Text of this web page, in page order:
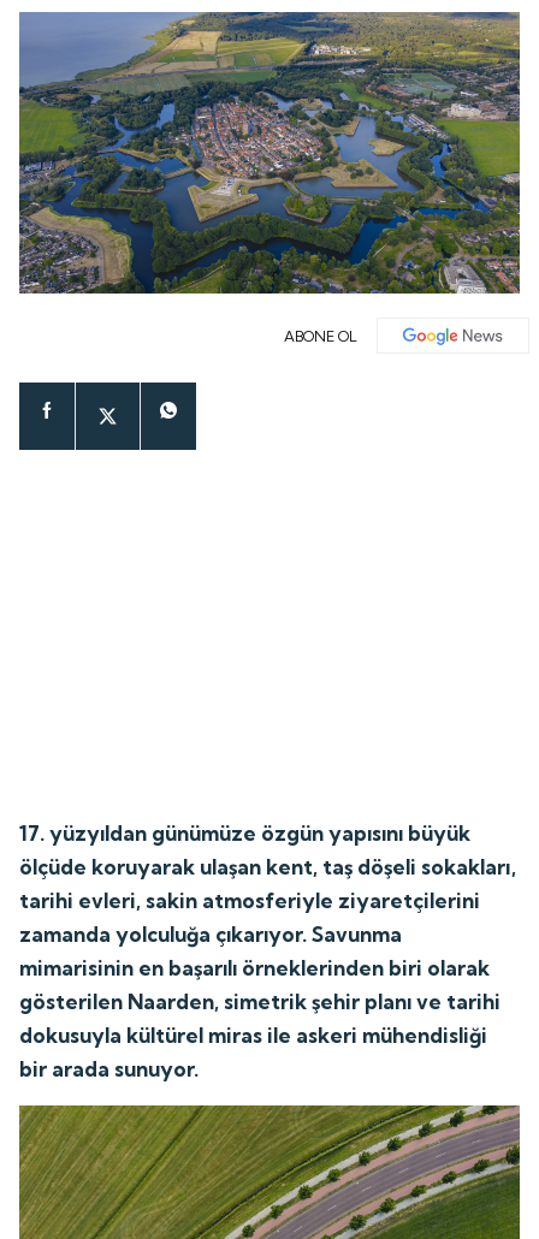
ABONE OL
17. yüzyıldan günümüze özgün yapısını büyük
ölçüde koruyarak ulaşan kent, taş döşeli sokakları,
tarihi evleri, sakin atmosferiyle ziyaretçilerini
zamanda yolculuğa çıkarıyor. Savunma
mimarisinin en başarılı örneklerinden biri olarak
gösterilen Naarden, simetrik şehir planı ve tarihi
dokusuyla kültürel miras ile askeri mühendisliği
bir arada sunuyor.